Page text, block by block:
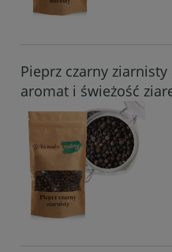
Pieprz czarny
aromat i świeżość